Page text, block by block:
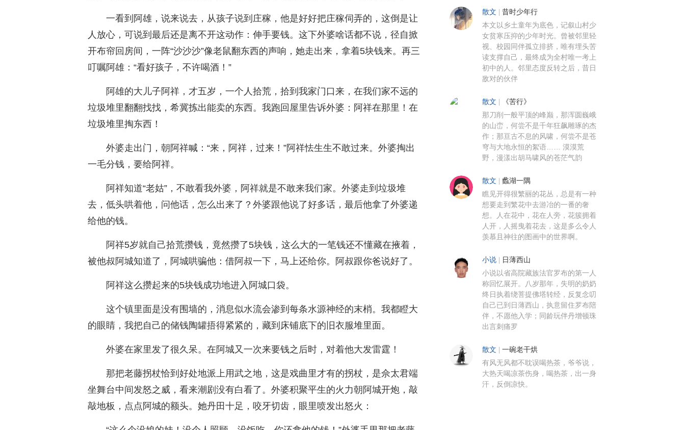
一看到阿雄，说来说去，从孩子说到庄稼，他是好好把庄稼伺弄的，这倒是让
人放心，可说到最后还是离不开这动作：伸手要钱。这下外婆啥话都不说，径自掀
开布帘回房间，一阵“沙沙沙”像老鼠翻东西的声响，她走出来，拿着5块钱来。再三
叮嘱阿雄：“看好孩子，不许喝酒！”
阿雄的大儿子阿祥，才五岁，一个人拾荒，拾到我家门口来，在我们家不远的
垃圾堆里翻翻找找，希冀拣出能卖的东西。我跑回屋里告诉外婆：阿祥在那里！在
垃圾堆里掏东西！
外婆走出门，朝阿祥喊：“来，阿祥，过来！”阿祥怯生生不敢过来。外婆掏出
一毛分钱，要给阿祥。
阿祥知道“老姑”，不敢看我外婆，阿祥就是不敢来我们家。外婆走到垃圾堆
去，低头哄着他，问他话，怎么出来了？外婆跟他说了好多话，最后他拿了外婆递
给他的钱。
阿祥5岁就自己拾荒攒钱，竟然攒了5块钱，这么大的一笔钱还不懂藏在掖着，
被他叔阿城知道了，阿城哄骗他：借阿叔一下，马上还给你。阿叔跟你爸说好了。
阿祥这么攒起来的5块钱成功地进入阿城口袋。
这个镇里面是没有围墙的，消息似水流会渗到每条水源神经的末梢。我都瞪大
的眼睛，我把自己的储钱陶罐捂得紧紧的，藏到床铺底下的旧衣服堆里面。
外婆在家里发了很久呆。在阿城又一次来要钱之后时，对着他大发雷霆！
那把老藤拐杖恰到好处地派上用武之地，这是戏曲里才有的拐杖，是佘太君端
坐舞台中间发怒之威，看来潮剧没有白看了。外婆积聚平生的火力朝阿城开炮，敲
敲地板，点点阿城的额头。她丹田十足，咬牙切齿，眼里喷发出怒火：
散文 昔时少年行
本文以乡土童年为底色，记叙山村少
女贫寒压抑的少年时光。曾被邻里轻
视、校园同伴孤立排挤，唯有埋头苦
读支撑自己，最终成为全村唯一考上
初中的人。邻里态度反转之后，昔日
敌对的伙伴
散文 《苦行》
那刀削一般平顶的峰巅，那浑圆巍峨
的山峦，何尝不是千年狂飙雕琢的杰
作；那亘古不息的风啸，何尝不是苍
穹与大地永恒的絮语…… 漠漠荒
野，漫漾出胡马啸风的苍茫气韵
散文 蠡湖一隅
瞧见开得很繁丽的花丛，总是有一种
想要走到繁花中去游冶的一番的奢
想。人在花中，花在人旁，花簇拥着
人开，人摇曳着花去，这是多么令人
羡慕且神往的图画中的世界啊。
小说 日薄西山
小说以省高院藏族法官罗布的第一人
称回忆展开。八岁那年，失明的奶奶
终日执着绕菩提佛塔转经，反复念叨
自己已到日薄西山，执意留住罗布陪
伴，不愿他入学；同龄玩伴丹增顿珠
出言刺痛罗
散文 一碗老干烘
有风无风都不耽误喝热茶，爷爷说，
大热天喝凉茶伤身，喝热茶，出一身
汗，反倒凉快。